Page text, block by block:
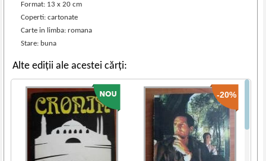
Format: 13 x 20 cm
Coperti: cartonate
Carte in limba: romana
Stare: buna
Alte ediții ale acestei cărți:
-20%